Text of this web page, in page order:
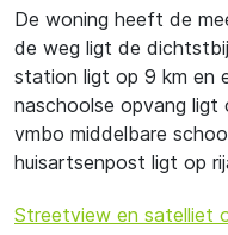
De woning heeft de
de weg ligt de
station ligt op 9 km en
naschoolse opvang
vmbo middelbare
huisartsenpost ligt op
Streetview en satelliet